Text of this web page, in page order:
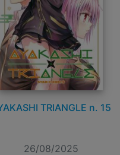
TRIANGLE n. 15
26/08/2025